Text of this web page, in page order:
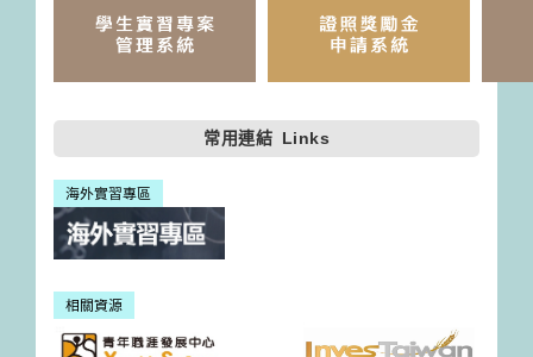
常用連結 Links
海外實習專區
相關資源